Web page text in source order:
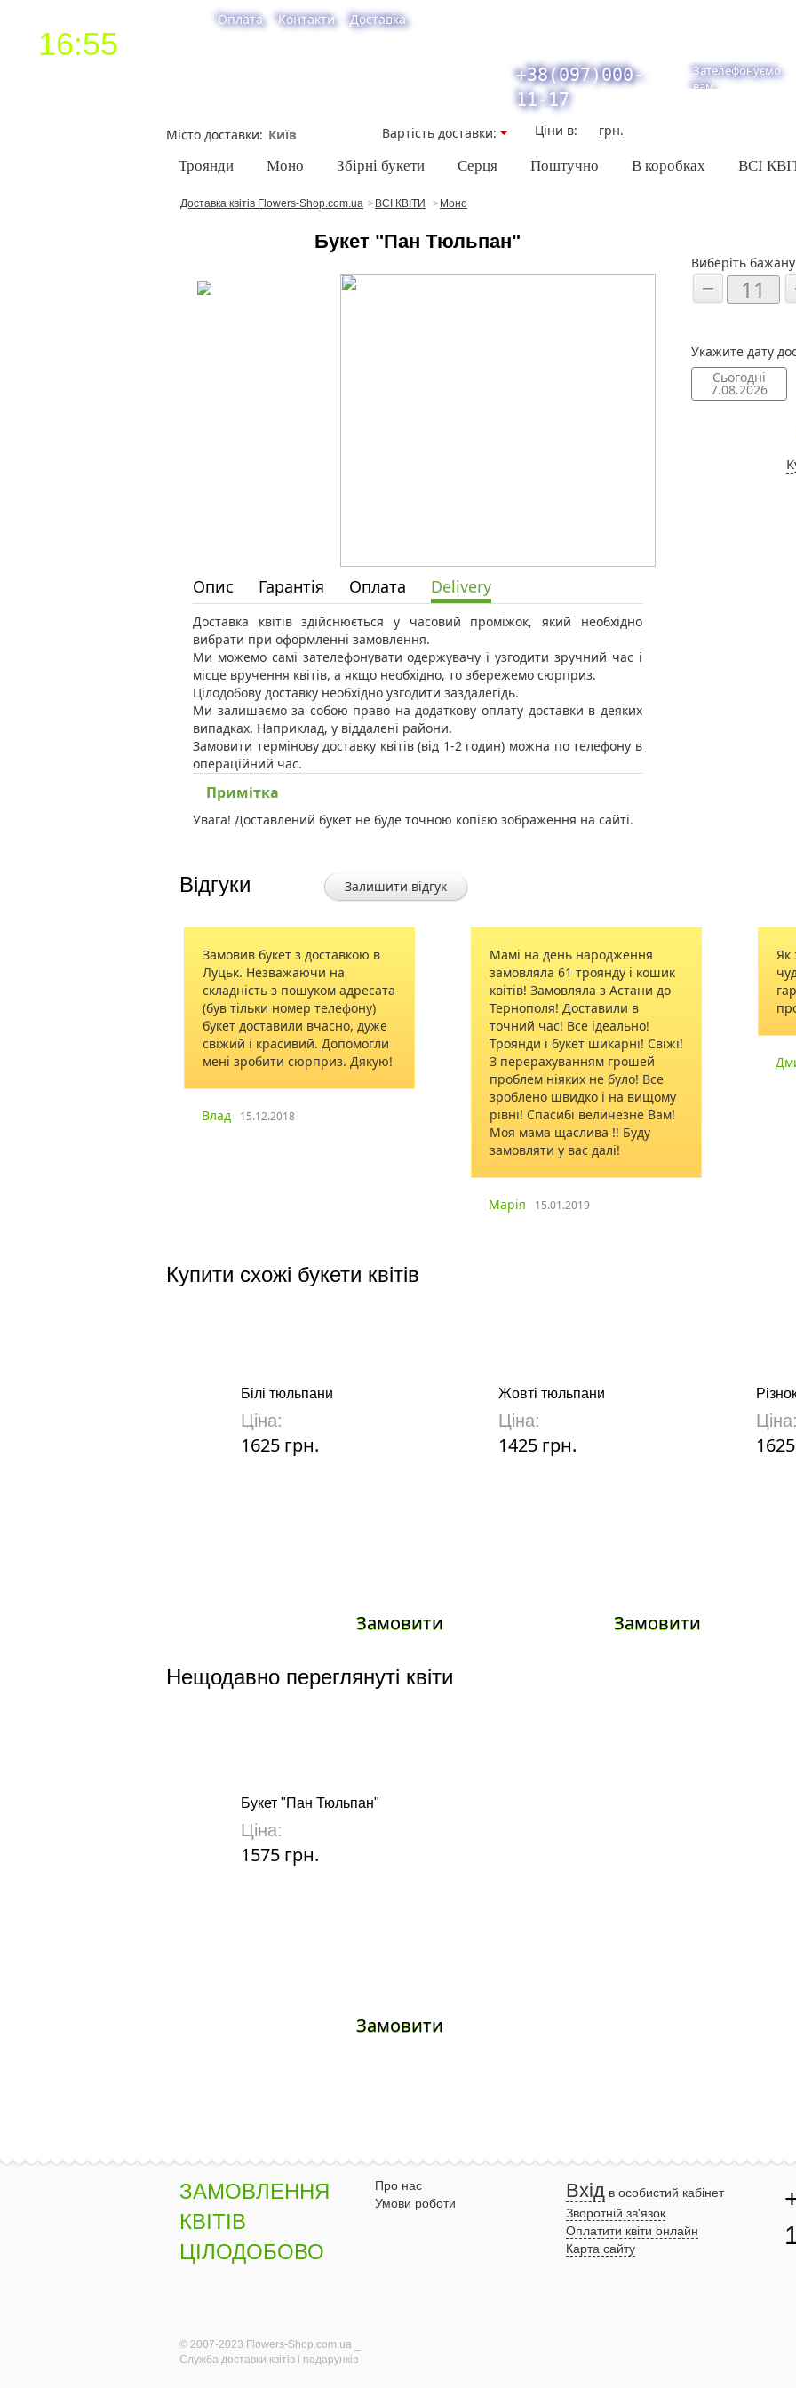
16:55
Оплата Контакти Доставка
+38(097)000-
11-17
Зателефонуємо
вам
Місто доставки Вартiсть доставки: Ціни в: грн.
Троянди Моно Збірні букети Серця Поштучно В коробках ВСІ
Доставка квітів Flowers-Shop.com.ua ВСІ КВІТИ Моно
Букет "Пан Тюльпан"
Опис Гарантія Оплата Delivery
Доставка квітів здійснюється у часовий проміжок, який необхідно
вибрати при оформленні замовлення.
Ми можемо самі зателефонувати одержувачу і узгодити зручний час і
місце вручення квітів, а якщо необхідно, то збережемо сюрприз.
Цілодобову доставку необхідно узгодити заздалегідь.
Ми залишаємо за собою право на додаткову оплату доставки в деяких
випадках. Наприклад, у віддалені райони.
Замовити термінову доставку квітів (від 1-2 годин) можна по телефону в
операційний час.
Примітка
Увага! Доставлений букет не буде точною копією зображення на сайті.
Виберіть бажану
Укажите дату
Сьогодні
7.08.2026
Відгуки Залишити відгук
Замовив букет з доставкою в
складність з пошуком адресата
(був тільки номер телефону)
букет доставили вчасно, дуже
свіжий і красивий. Допомогли
мені зробити сюрприз. Дякую!
Мамі на день народження
замовляла 61 троянду і кошик
квітів! Замовляла з Астани до
Тернополя! Доставили в
точний час! Все ідеально!
Троянди і букет шикарні! Свіжі!
З перерахуванням грошей
проблем ніяких не було! Все
зроблено швидко і на вищому
рівні! Спасибі величезне Вам!
Як завжди СПРАЦЮВАЛИ
чудово! Для вас не шкода
гарних слів! Успіху і
процвітання!
Дмитро
Купити схожі букети квітів
Білі тюльпани
Ціна:
1625 грн.
Замовити
Жовті тюльпани
Ціна:
1425 грн.
Замовити
Ціна:
Нещодавно переглянуті квіти
Букет "Пан Тюльпан"
Ціна:
1575 грн.
Замовити
ЗАМОВЛЕННЯ
КВІТІВ
ЦІЛОДОБОВО
© 2007-2023 Flowers-Shop.com.ua _
Служба доставки квітів і подарунків
Про нас
Умови роботи
Вхід в особистий кабінет
Зворотній зв'язок
Оплатити квіти онлайн
Карта сайту